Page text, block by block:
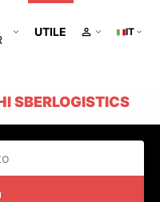
UTILE IT
SBERLOGISTICS